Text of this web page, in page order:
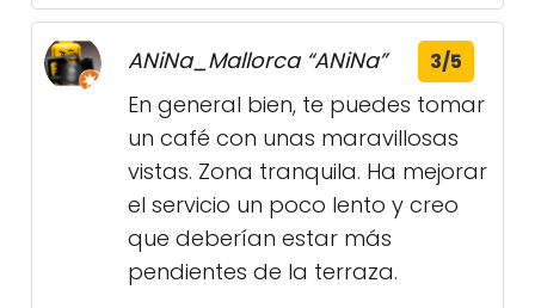
ANiNa_Mallorca “ANiNa” 3/5
En general bien, te puedes tomar
un café con unas maravillosas
vistas. Zona tranquila. Ha mejorar
el servicio un poco lento y creo
que deberían estar más
pendientes de la terraza.